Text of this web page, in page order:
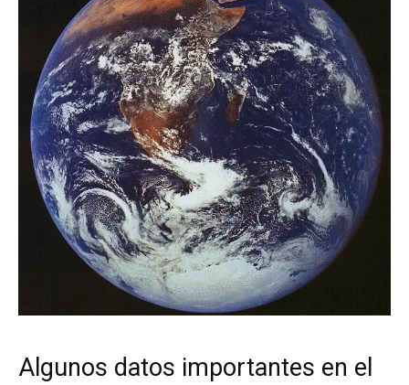
Algunos datos importantes en el